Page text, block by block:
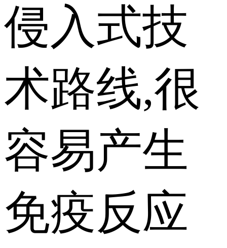
侵入式技
术路线,很
容易产生
免疫反应